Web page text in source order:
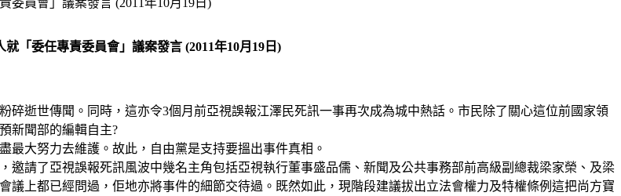
委員會」議案發言 (2011年10月19日)
就「委任專責委員會」議案發言 (2011年10月 19 日 )
逝世傳聞。同時，這亦令3個月前亞視誤報江澤民死訊一事再次成為城中熱話。市民除了關心這位前國家領
新聞部的編輯自主?
最大努力去維護。故此，自由黨是支持要搵出事件真相。
邀請了亞視誤報死訊風波中幾名主角包括亞視執行董事盛品儒、新聞及公共事務部前高級副總裁梁家榮、及梁
上都已經問過，佢地亦將事件的細節交待過。既然如此，現階段建議拔出立法會權力及特權條例這把尚方寶